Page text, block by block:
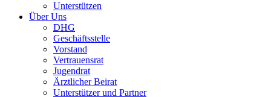
Unterstützen
Über Uns
DHG
Geschäftsstelle
Vorstand
Vertrauensrat
Jugendrat
Ärztlicher Beirat
Unterstützer und Partner